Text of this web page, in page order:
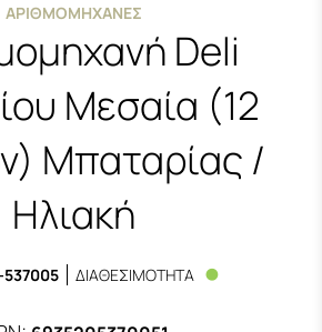
ΑΡΙΘΜΟΜΗΧΑΝΈΣ
Deli
Μεσαία (12
Μπαταρίας /
Ηλιακή
537005 ΔΙΑΘΕΣΙΜΟΤΗΤΑ